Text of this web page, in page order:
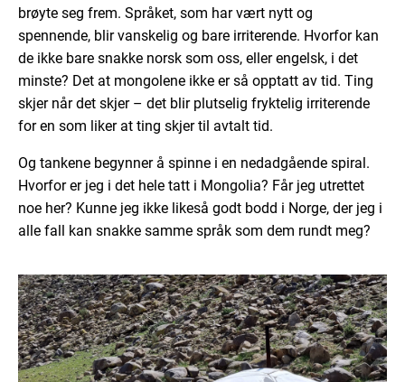
brøyte seg frem. Språket, som har vært nytt og
spennende, blir vanskelig og bare irriterende. Hvorfor kan
de ikke bare snakke norsk som oss, eller engelsk, i det
minste? Det at mongolene ikke er så opptatt av tid. Ting
skjer når det skjer – det blir plutselig fryktelig irriterende
for en som liker at ting skjer til avtalt tid.
Og tankene begynner å spinne i en nedadgående spiral.
Hvorfor er jeg i det hele tatt i Mongolia? Får jeg utrettet
noe her? Kunne jeg ikke likeså godt bodd i Norge, der jeg i
alle fall kan snakke samme språk som dem rundt meg?